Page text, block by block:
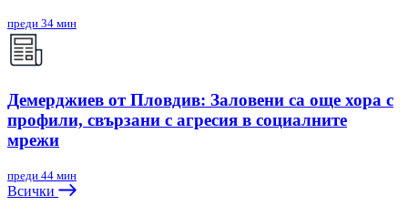
преди 34 мин
Демерджиев от Пловдив: Заловени са още хора с
профили, свързани с агресия в социалните
мрежи
преди 44 мин
Всички